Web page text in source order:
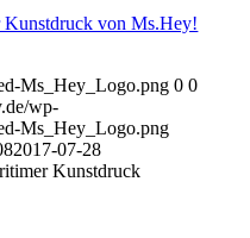
Ms_Hey_Logo.png 0 0
wp-
Ms_Hey_Logo.png
2017-07-28
Kunstdruck